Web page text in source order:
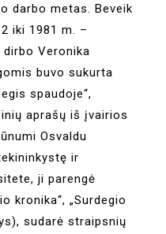
darbo metas. Beveik
iki 1981 m. –
Veronika
buvo sukurta
spaudoje“,
aprašų iš įvairios
Osvaldu
ir
ji parengė
kronika“, „Surdegio
sudarė straipsnių